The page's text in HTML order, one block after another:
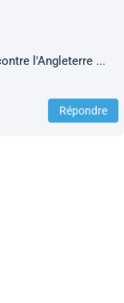
l'Angleterre ...
Répondre